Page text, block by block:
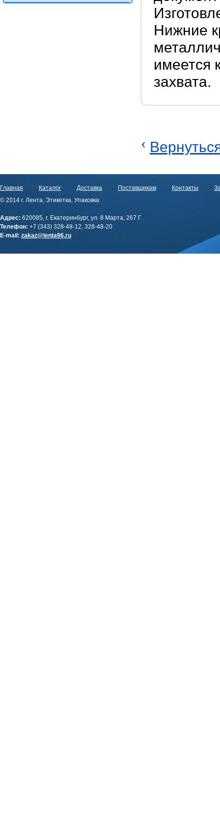
Нижние
имеется
захвата.
‹
Главная Каталог Доставка Поставщикам Контакты
© 2014 г. Лента. Этикетка. Упаковка
Адрес: 620085, г. Екатеринбург, ул. 8 Марта, 267 Г
Телефон: +7 (343) 328-48-12, 328-48-20
E-mail: zakaz@lenta96.ru